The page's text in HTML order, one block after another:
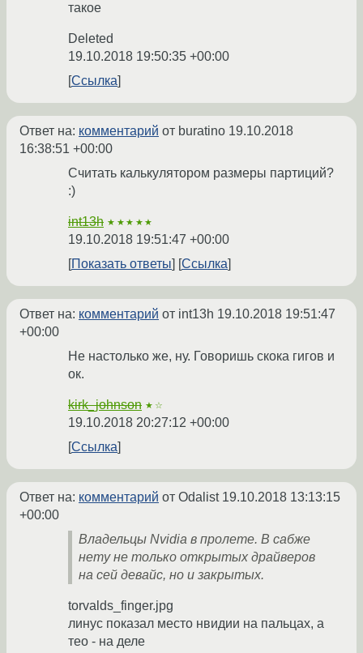
такое
Deleted
19.10.2018 19:50:35 +00:00
Ссылка
Ответ на: комментарий от buratino 19.10.2018
16:38:51 +00:00
Считать калькулятором размеры партиций?
:)
int13h ★★★★★
19.10.2018 19:51:47 +00:00
Показать ответы
Ссылка
Ответ на: комментарий от int13h 19.10.2018 19:51:47
+00:00
Не настолько же, ну. Говоришь скока гигов и
ок.
kirk_johnson ★☆
19.10.2018 20:27:12 +00:00
Ссылка
Ответ на: комментарий от Odalist 19.10.2018 13:13:15
+00:00
Владельцы Nvidia в пролете. В сабже
нету не только открытых драйверов
на сей девайс, но и закрытых.
torvalds_finger.jpg
линус показал место нвидии на пальцах, а
тео - на деле